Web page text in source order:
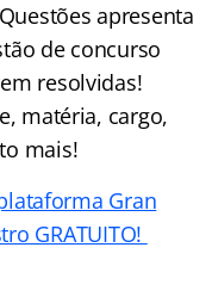
apresenta
de concurso
resolvidas!
matéria, cargo,
mais!
Gran
GRATUITO!